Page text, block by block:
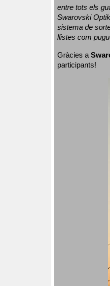
entre tots els
Swarovski
sistema de
llistes com
Gràcies a
participants!